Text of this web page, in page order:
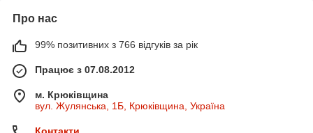
Про нас
99% позитивних з 766 відгуків за рік
Працює з 07.08.2012
м. Крюківщина
вул. Жулянська, 1Б, Крюківщина, Україна
Контакти